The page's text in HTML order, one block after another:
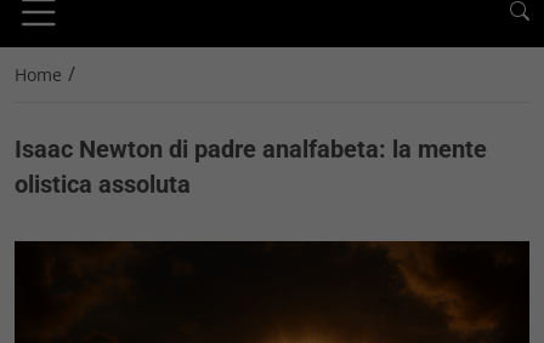
Home /
Isaac Newton di padre analfabeta: la mente
olistica assoluta